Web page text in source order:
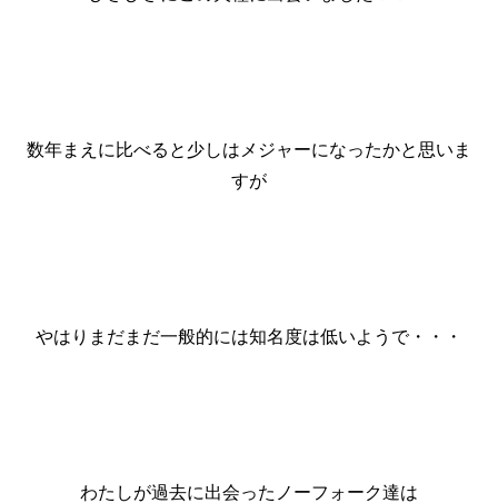
数年まえに比べると少しはメジャーになったかと思いま
すが
やはりまだまだ一般的には知名度は低いようで・・・
わたしが過去に出会ったノーフォーク達は